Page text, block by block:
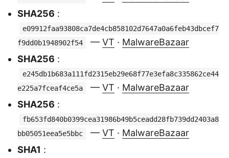
SHA256 :
e09912faa93808ca7de4cb858102d7647a0a6feb43dbcef7
f9dd0b1948902f54
— VT · MalwareBazaar
SHA256 :
e245db1b683a111fd2315eb29e68f77e3efa8c335862ce44
e225a7fceaf4ce5a
— VT · MalwareBazaar
SHA256 :
fb653fd840b0399cea31986b49b5ceadd28fb739dd2403a8
bb05051eea5e5bbc
— VT · MalwareBazaar
SHA1 :